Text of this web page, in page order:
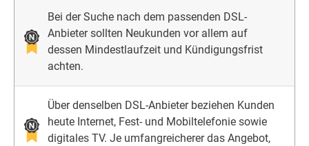
Bei der Suche nach dem passenden DSL-
Anbieter sollten Neukunden vor allem auf
dessen Mindestlaufzeit und Kündigungsfrist
achten.
Über denselben DSL-Anbieter beziehen Kunden
heute Internet, Fest- und Mobiltelefonie sowie
digitales TV. Je umfangreicherer das Angebot,